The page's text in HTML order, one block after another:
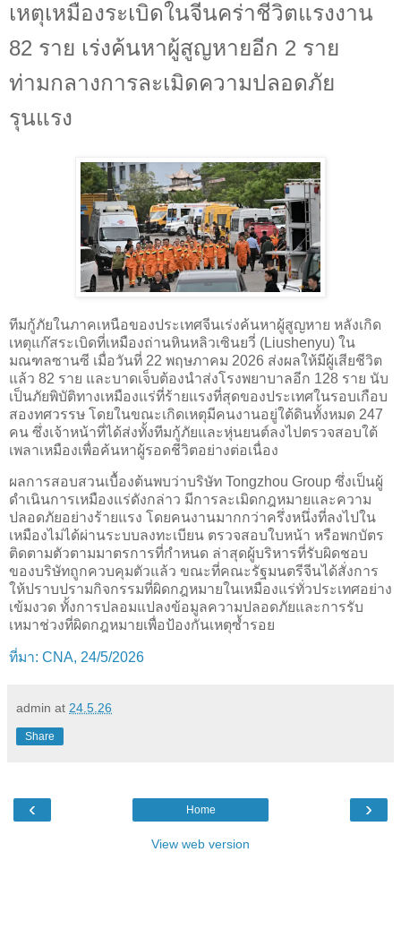
เหตุเหมืองระเบิดในจีนคร่าชีวิตแรงงาน
82 ราย เร่งค้นหาผู้สูญหายอีก 2 ราย
ท่ามกลางการละเมิดความปลอดภัย
รุนแรง
ทีมกู้ภัยในภาคเหนือของประเทศจีนเร่งค้นหาผู้สูญหาย หลังเกิด
เหตุแก๊สระเบิดที่เหมืองถ่านหินหลิวเซินยวี่ (Liushenyu) ใน
มณฑลซานซี เมื่อวันที่ 22 พฤษภาคม 2026 ส่งผลให้มีผู้เสียชีวิต
แล้ว 82 ราย และบาดเจ็บต้องนำส่งโรงพยาบาลอีก 128 ราย นับ
เป็นภัยพิบัติทางเหมืองแร่ที่ร้ายแรงที่สุดของประเทศในรอบเกือบ
สองทศวรรษ โดยในขณะเกิดเหตุมีคนงานอยู่ใต้ดินทั้งหมด 247
คน ซึ่งเจ้าหน้าที่ได้ส่งทั้งทีมกู้ภัยและหุ่นยนต์ลงไปตรวจสอบใต้
เพลาเหมืองเพื่อค้นหาผู้รอดชีวิตอย่างต่อเนื่อง
ผลการสอบสวนเบื้องต้นพบว่าบริษัท Tongzhou Group ซึ่งเป็นผู้
ดำเนินการเหมืองแร่ดังกล่าว มีการละเมิดกฎหมายและความ
ปลอดภัยอย่างร้ายแรง โดยคนงานมากกว่าครึ่งหนึ่งที่ลงไปใน
เหมืองไม่ได้ผ่านระบบลงทะเบียน ตรวจสอบใบหน้า หรือพกบัตร
ติดตามตัวตามมาตรการที่กำหนด ล่าสุดผู้บริหารที่รับผิดชอบ
ของบริษัทถูกควบคุมตัวแล้ว ขณะที่คณะรัฐมนตรีจีนได้สั่งการ
ให้ปราบปรามกิจกรรมที่ผิดกฎหมายในเหมืองแร่ทั่วประเทศอย่าง
เข้มงวด ทั้งการปลอมแปลงข้อมูลความปลอดภัยและการรับ
เหมาช่วงที่ผิดกฎหมายเพื่อป้องกันเหตุซ้ำรอย
ที่มา: CNA, 24/5/2026
admin at 24.5.26
Share
‹ ›
Home
View web version